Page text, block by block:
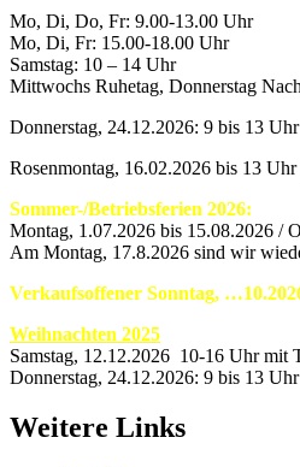
Mo, Di, Do, Fr: 9.00-13.00 Uhr
Mo, Di, Fr: 15.00-18.00 Uhr
Samstag: 10 – 14 Uhr
Mittwochs Ruhetag, Donnerstag
Donnerstag, 24.12.2026: 9 bis 13
Rosenmontag, 16.02.2026 bis 13
Sommer-/Betriebsferien 2026:
Montag, 1.07.2026 bis 15.08.2026 /
Am Montag, 17.8.2026 sind wir
Verkaufsoffener Sonntag,
Weihnachten 2025
Samstag, 12.12.2026 10-16 Uhr mit
Donnerstag, 24.12.2026: 9 bis 13
Weitere Links